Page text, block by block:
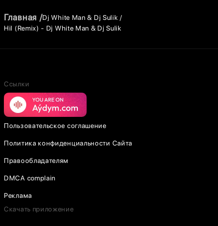
Главная
Dj White Man & Dj Sulik
Hil (Remix) - Dj White Man & Dj Sulik
Ссылки
Пользовательское соглашение
Политика конфиденциальности Сайта
Правообладателям
DMCA complain
Реклама
Скачать приложение